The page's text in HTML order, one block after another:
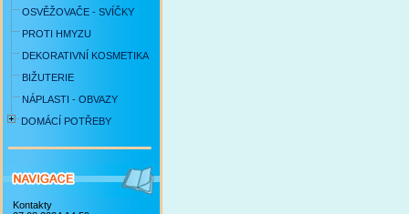
OSVĚŽOVAČE - SVÍČKY
PROTI HMYZU
DEKORATIVNÍ KOSMETIKA
BIŽUTERIE
NÁPLASTI - OBVAZY
DOMÁCÍ POTŘEBY
Kontakty